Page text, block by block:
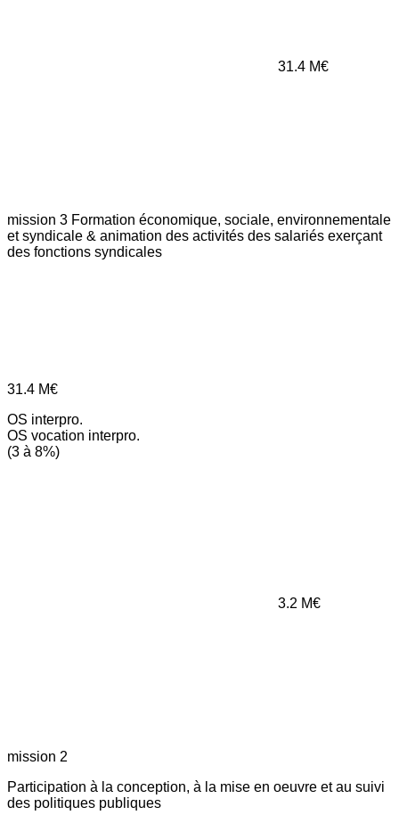
31.4 M€
mission 3 Formation économique, sociale, environnementale
et syndicale & animation des activités des salariés exerçant
des fonctions syndicales
31.4 M€
OS interpro.
OS vocation interpro.
(3 à 8%)
3.2 M€
mission 2
Participation à la conception, à la mise en oeuvre et au suivi
des politiques publiques